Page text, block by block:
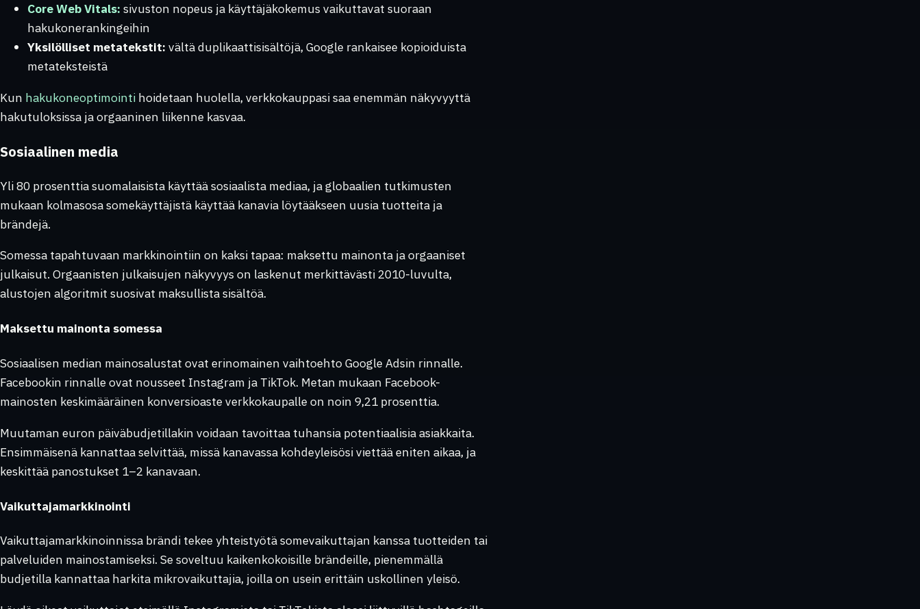
Core Web Vitals: sivuston nopeus ja käyttäjäkokemus vaikuttavat suoraan
hakukonerankingeihin
Yksilölliset metatekstit: vältä duplikaattisisältöjä, Google rankaisee kopioiduista
metateksteistä
Kun hakukoneoptimointi hoidetaan huolella, verkkokauppasi saa enemmän näkyvyyttä
hakutuloksissa ja orgaaninen liikenne kasvaa.
Sosiaalinen media
Yli 80 prosenttia suomalaisista käyttää sosiaalista mediaa, ja globaalien tutkimusten
mukaan kolmasosa somekäyttäjistä käyttää kanavia löytääkseen uusia tuotteita ja
brändejä.
Somessa tapahtuvaan markkinointiin on kaksi tapaa: maksettu mainonta ja orgaaniset
julkaisut. Orgaanisten julkaisujen näkyvyys on laskenut merkittävästi 2010-luvulta,
alustojen algoritmit suosivat maksullista sisältöä.
Maksettu mainonta somessa
Sosiaalisen median mainosalustat ovat erinomainen vaihtoehto Google Adsin rinnalle.
Facebookin rinnalle ovat nousseet Instagram ja TikTok. Metan mukaan Facebook-
mainosten keskimääräinen konversioaste verkkokaupalle on noin 9,21 prosenttia.
Muutaman euron päiväbudjetillakin voidaan tavoittaa tuhansia potentiaalisia asiakkaita.
Ensimmäisenä kannattaa selvittää, missä kanavassa kohdeyleisösi viettää eniten aikaa, ja
keskittää panostukset 1–2 kanavaan.
Vaikuttajamarkkinointi
Vaikuttajamarkkinoinnissa brändi tekee yhteistyötä somevaikuttajan kanssa tuotteiden tai
palveluiden mainostamiseksi. Se soveltuu kaikenkokoisille brändeille, pienemmällä
budjetilla kannattaa harkita mikrovaikuttajia, joilla on usein erittäin uskollinen yleisö.